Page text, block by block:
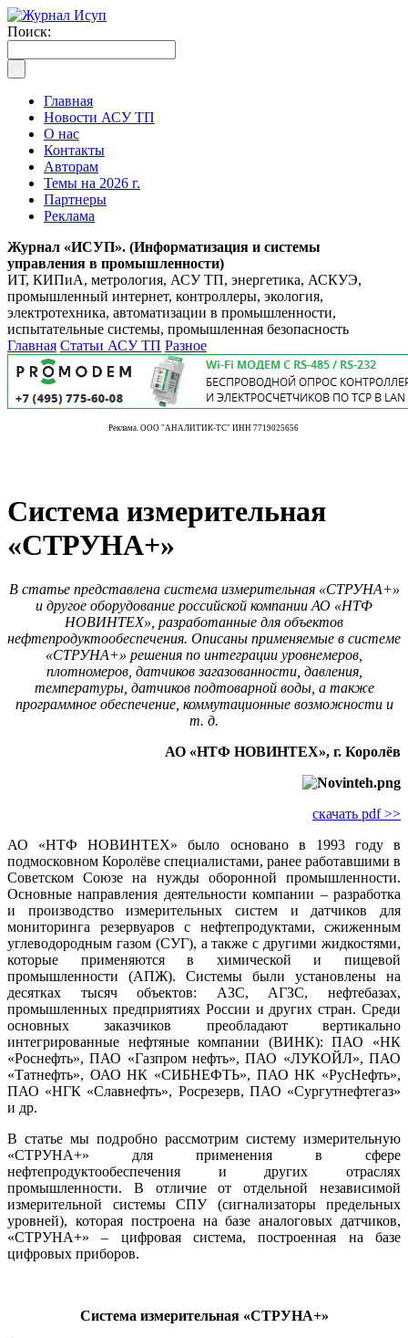
Поиск:
Главная
Новости АСУ ТП
О нас
Контакты
Авторам
Темы на 2026 г.
Партнеры
Реклама
Журнал «ИСУП». (Информатизация и системы
управления в промышленности)
ИТ, КИПиА, метрология, АСУ ТП, энергетика, АСКУЭ,
промышленный интернет, контроллеры, экология,
электротехника, автоматизации в промышленности,
испытательные системы, промышленная безопасность
Главная Статьи АСУ ТП Разное
Реклама. ООО "АНАЛИТИК-ТС" ИНН 7719025656
Система измерительная
«СТРУНА+»
В статье представлена система измерительная «СТРУНА+»
и другое оборудование российской компании АО «НТФ
НОВИНТЕХ», разработанные для объектов
нефтепродуктообеспечения. Описаны применяемые в системе
«СТРУНА+» решения по интеграции уровнемеров,
плотномеров, датчиков загазованности, давления,
температуры, датчиков подтоварной воды, а также
программное обеспечение, коммутационные возможности и
т. д.
АО «НТФ НОВИНТЕХ», г. Королёв
скачать pdf >>
АО «НТФ НОВИНТЕХ» бы­ло основано в 1993 го­ду в
подмосковном Королёве специалистами, ранее работавшими в
Советском Союзе на нужды оборонной промышленности.
Основные направления деятельности компании – разработка
и производство измерительных систем и датчиков для
мониторинга резервуаров с нефтепродуктами, сжиженным
углеводородным газом (СУГ), а также с другими жидкостями,
которые применяются в химической и пищевой
промышленности (АПЖ). Системы бы­ли установлены на
десятках тысяч объектов: АЗС, АГЗС, нефтебазах,
промышленных предприятиях России и других стран. Среди
основных заказчиков преобладают вертикально
интегрированные нефтяные компании (ВИНК): ПАО «НК
«Роснефть», ПАО «Газпром нефть», ПАО «ЛУКОЙЛ», ПАО
«Татнефть», ОАО НК «СИБНЕФТЬ», ПАО НК «РусНефть»,
ПАО «НГК «Славнефть», Росрезерв, ПАО «Сургутнефтегаз»
и др.
В статье мы подробно рассмотрим систему измерительную
«СТРУНА+» для применения в сфере
нефтепродуктообеспечения и других отраслях
промышленности. В отличие от отдельной независимой
измерительной системы СПУ (сигнализаторы предельных
уровней), которая построена на ба­зе аналоговых датчиков,
«СТРУНА+» – цифровая система, построенная на ба­зе
цифровых приборов.
Система измерительная «СТРУНА+»